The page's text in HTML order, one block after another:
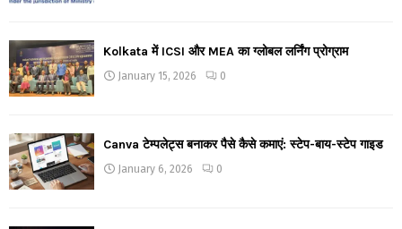
Kolkata में ICSI और MEA का ग्लोबल लर्निंग प्रोग्राम
January 15, 2026 0
Canva टेम्पलेट्स बनाकर पैसे कैसे कमाएं: स्टेप-बाय-स्टेप गाइड
January 6, 2026 0